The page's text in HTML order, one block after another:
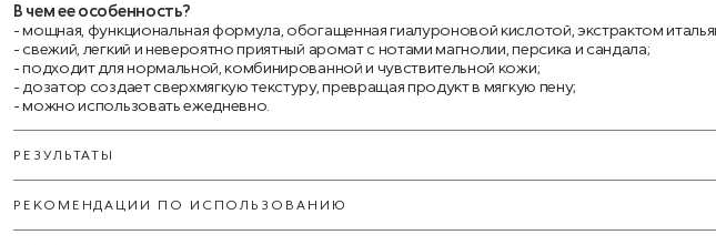
В чем ее особенность?
- мощная, функциональная формула, обогащенная гиалуроновой кислотой, экстрактом
- свежий, легкий и невероятно приятный аромат с нотами магнолии, персика и сандала;
- подходит для нормальной, комбинированной и чувствительной кожи;
- дозатор создает сверхмягкую текстуру, превращая продукт в мягкую пену;
- можно использовать ежедневно.
РЕЗУЛЬТАТЫ
РЕКОМЕНДАЦИИ ПО ИСПОЛЬЗОВАНИЮ